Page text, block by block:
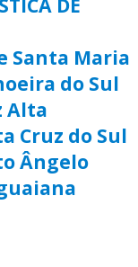
DE
Santa Maria
do Sul
Alta
Cruz do Sul
Ângelo